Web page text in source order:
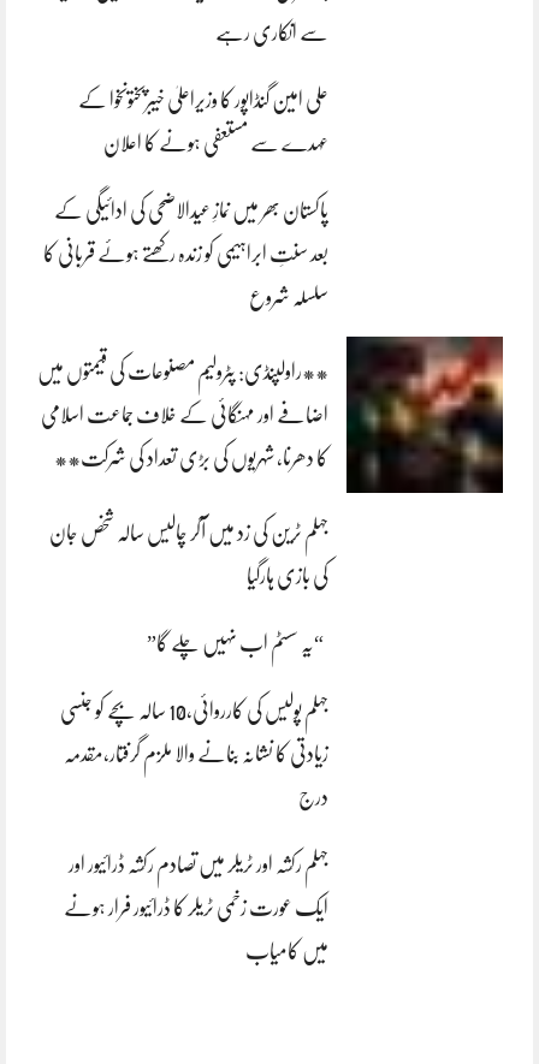
سے انکاری رہے
علی امین گنڈاپور کا وزیراعلیٰ خیبرپختونخوا کے
عہدے سے مستعفی ہونے کا اعلان
پاکستان بھر میں نمازِ عیدالاضحی کی ادائیگی کے
بعد سنتِ ابراہیمی کو زندہ رکھتے ہوئے قربانی کا
سلسلہ شروع
**راولپنڈی: پٹرولیم مصنوعات کی قیمتوں میں
اضافے اور مہنگائی کے خلاف جماعت اسلامی
کا دھرنا، شہریوں کی بڑی تعداد کی شرکت**
جہلم ٹرین کی زد میں آکر چالیس سالہ شخص جان
کی بازی ہارگیا
“یہ سسٹم اب نہیں چلے گا”
جہلم پولیس کی کارروائی،10 سالہ بچے کو جنسی
زیادتی کا نشانہ بنانے والا ملزم گرفتار،مقدمہ
درج
جہلم رکشہ اور ٹریلر میں تصادم رکشہ ڈرائیور اور
ایک عورت زخمی ٹریلر کا ڈرائیور فرار ہونے
میں کامیاب